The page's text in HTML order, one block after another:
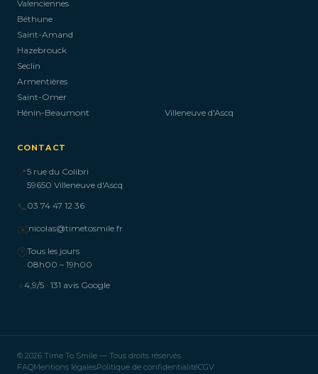
Valenciennes
Béthune
Saint-Amand
Hazebrouck
Seclin
Armentières
Saint-Omer
Hénin-Beaumont
Villeneuve d'Ascq
CONTACT
📍5 rue du Colibri
59650 Villeneuve d'Ascq
📞 03 74 47 12 36
✉️nicolas@timetosmile.fr
🕐Tous les jours
08h00 – 19h00
⭐4,9/5 · 131 avis Google
© 2026 Time To Smile — Tous droits réservés
FAQMentions légalesPolitique de confidentialitéCGV